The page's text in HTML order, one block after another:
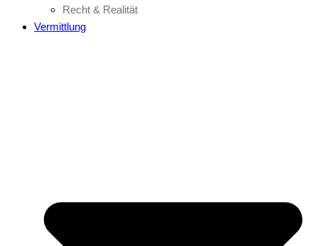
Recht & Realität
Vermittlung